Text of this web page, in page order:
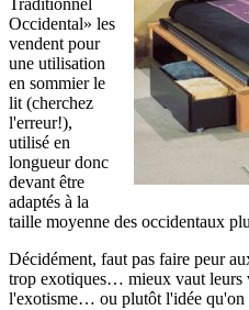
Traditionnel
Occidental» les
vendent pour
une utilisation
en sommier le
lit (cherchez
l'erreur!),
utilisé en
longueur donc
devant être
adaptés à la
taille moyenne des occidentaux
Décidément, faut pas faire peur
trop exotiques… mieux vaut leurs
l'exotisme… ou plutôt l'idée